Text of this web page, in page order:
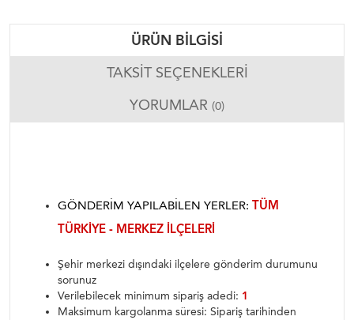
ÜRÜN BILGISI
TAKSIT SEÇENEKLERI
YORUMLAR (0)
GÖNDERIM YAPILABILEN YERLER: TÜM
TÜRKIYE - MERKEZ ILÇELERI
Şehir merkezi dışındaki ilçelere gönderim durumunu
sorunuz
Verilebilecek minimum sipariş adedi: 1
Maksimum kargolanma süresi: Sipariş tarihinden